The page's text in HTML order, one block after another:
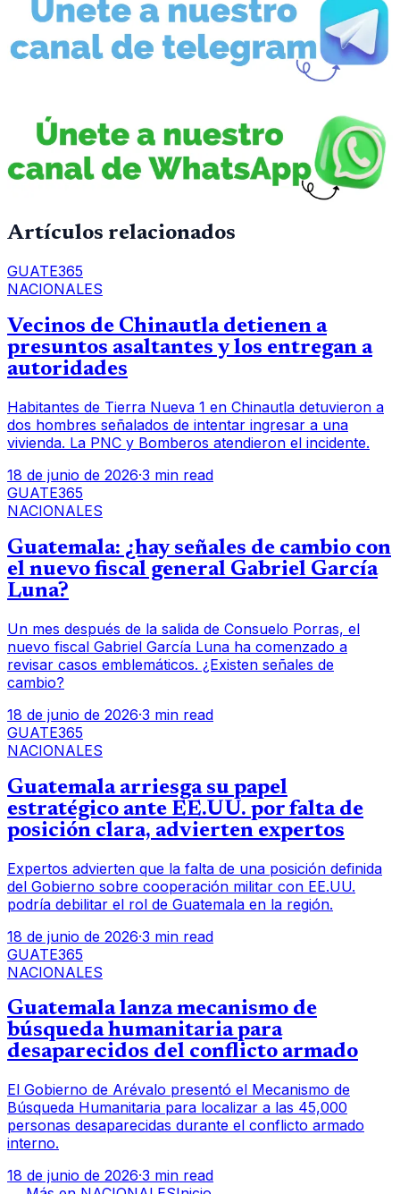
Artículos relacionados
GUATE365
NACIONALES
Vecinos de Chinautla detienen a
presuntos asaltantes y los entregan a
autoridades
Habitantes de Tierra Nueva 1 en Chinautla detuvieron a
dos hombres señalados de intentar ingresar a una
vivienda. La PNC y Bomberos atendieron el incidente.
18 de junio de 2026·3 min read
GUATE365
NACIONALES
Guatemala: ¿hay señales de cambio con
el nuevo fiscal general Gabriel García
Luna?
Un mes después de la salida de Consuelo Porras, el
nuevo fiscal Gabriel García Luna ha comenzado a
revisar casos emblemáticos. ¿Existen señales de
cambio?
18 de junio de 2026·3 min read
GUATE365
NACIONALES
Guatemala arriesga su papel
estratégico ante EE.UU. por falta de
posición clara, advierten expertos
Expertos advierten que la falta de una posición definida
del Gobierno sobre cooperación militar con EE.UU.
podría debilitar el rol de Guatemala en la región.
18 de junio de 2026·3 min read
GUATE365
NACIONALES
Guatemala lanza mecanismo de
búsqueda humanitaria para
desaparecidos del conflicto armado
El Gobierno de Arévalo presentó el Mecanismo de
Búsqueda Humanitaria para localizar a las 45,000
personas desaparecidas durante el conflicto armado
interno.
18 de junio de 2026·3 min read